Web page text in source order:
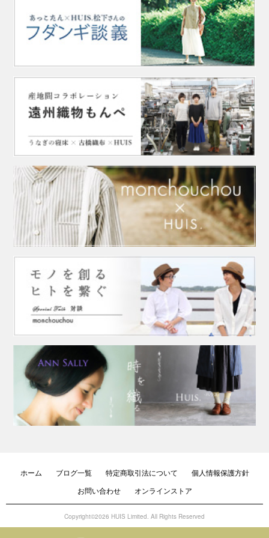
ホーム ブログ一覧 特定商取引法について
個人情報保護方針
お問い合わせ
オンラインストア
Copyright©2026 HUIS Limited. All Rights Reserved